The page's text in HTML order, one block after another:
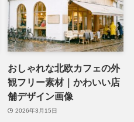
おしゃれな北欧カフェの外
観フリー素材｜かわいい店
舗デザイン画像
2026年3月15日